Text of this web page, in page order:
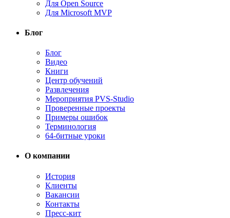
Для Open Source
Для Microsoft MVP
Блог
Блог
Видео
Книги
Центр обучений
Развлечения
Мероприятия PVS-Studio
Проверенные проекты
Примеры ошибок
Терминология
64-битные уроки
О компании
История
Клиенты
Вакансии
Контакты
Пресс-кит